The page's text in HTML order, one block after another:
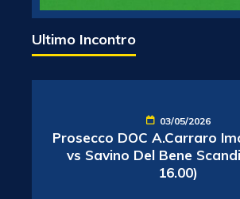
Ultimo Incontro
03/05/2026
Prosecco DOC A.Carraro
vs Savino Del Bene
16.00)